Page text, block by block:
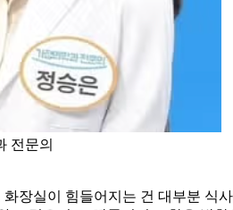
전문의
장실이 힘들어지는 건 대부분 식